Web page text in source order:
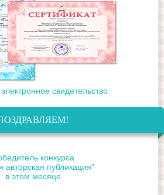
свидетельство
конкурса
авторская публикация"
в этом месяце